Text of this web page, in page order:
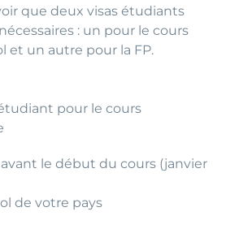
que deux visas étudiants
: un pour le cours
et un autre pour la FP.
pour le cours
le début du cours (janvier
de votre pays